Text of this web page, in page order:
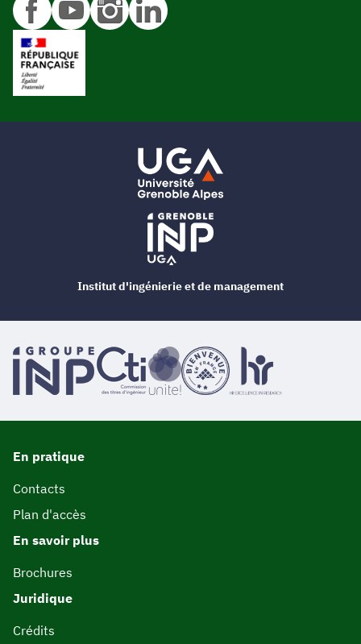
En pratique
Contacts
Plan d'accès
En savoir plus
Brochures
Juridique
Crédits
Institut d'ingénierie et de management